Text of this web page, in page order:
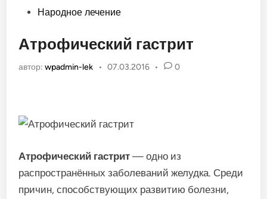
Опубликовано
Народное лечение
Атрофический гастрит
автор:wpadmin-lek • 07.03.2016 • 0
Атрофический гастрит — одно из
распространённых заболеваний желудка. Среди
причин, способствующих развитию болезни,